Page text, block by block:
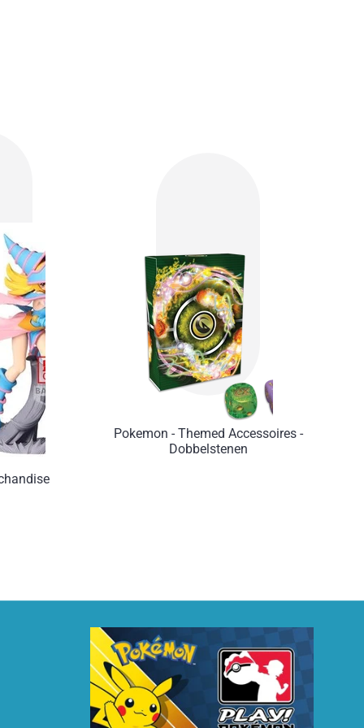
Pokemon - Themed Accessoires -
Dobbelstenen